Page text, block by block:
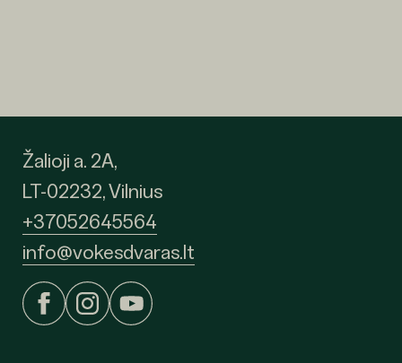
Žalioji a. 2A,
LT-02232, Vilnius
+37052645564
info@vokesdvaras.lt